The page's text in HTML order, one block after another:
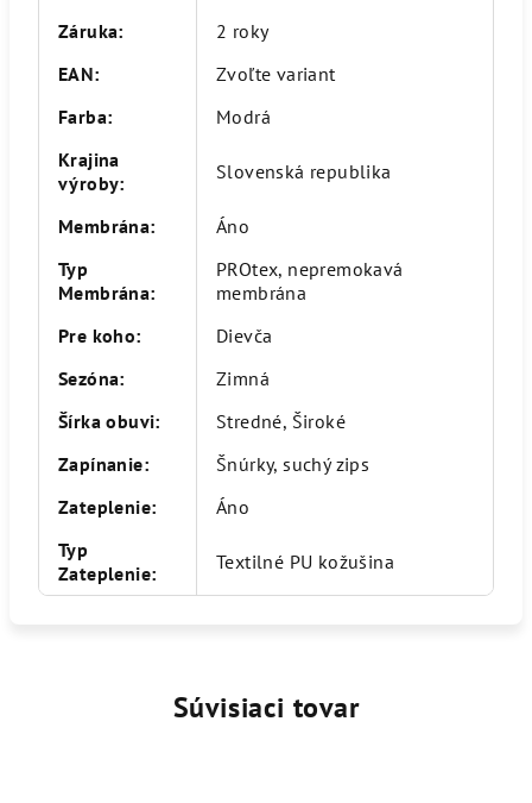
Záruka:
2 roky
EAN:
Zvoľte variant
Farba:
Modrá
Krajina
výroby: Slovenská republika
Membrána:
Áno
Typ
Membrána:
PROtex, nepremokavá
membrána
Pre koho:
Dievča
Sezóna:
Zimná
Šírka obuvi:
Stredné, Široké
Zapínanie:
Šnúrky, suchý zips
Zateplenie:
Áno
Typ
Zateplenie: Textilné PU kožušina
Súvisiaci tovar